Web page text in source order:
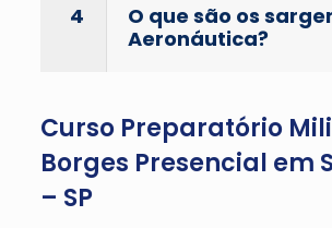
4
O que são os
Aeronáutica?
Curso Preparatório
Borges Presencial em
– SP